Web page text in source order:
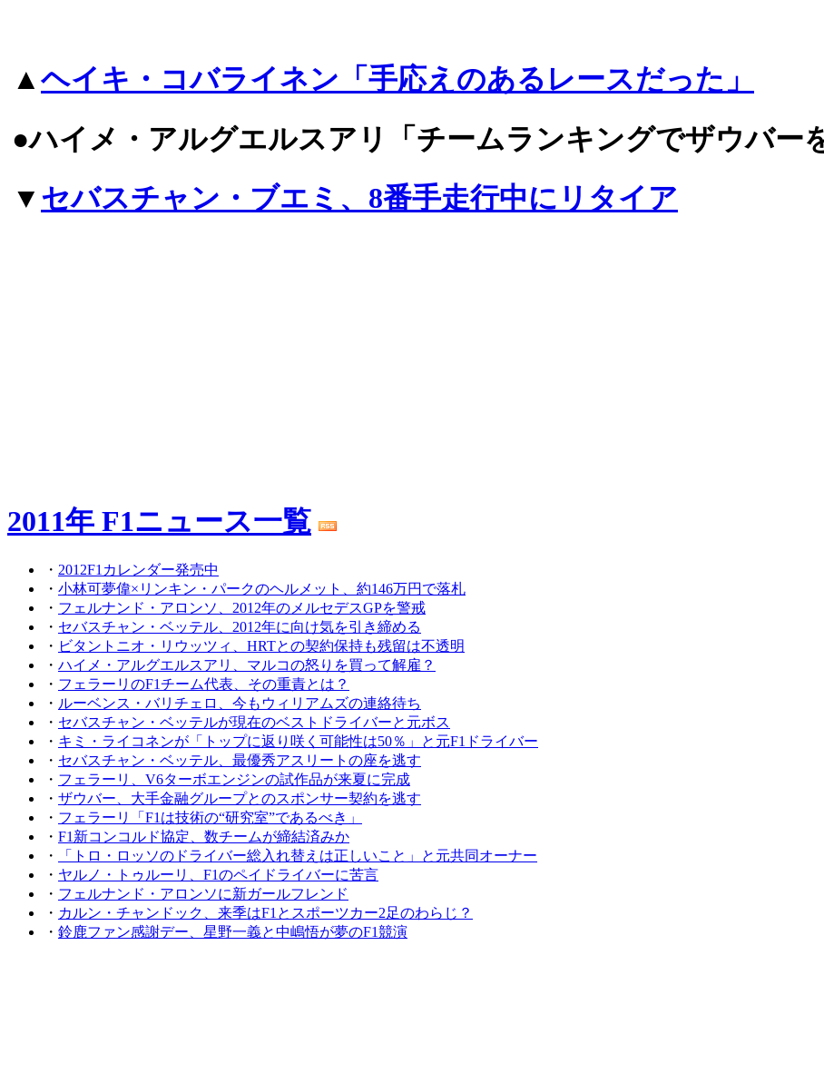
▲ヘイキ・コバライネン「手応えのあるレースだった」
●ハイメ・アルグエルスアリ「チームランキングでザウバー
▼ セバスチャン・ブエミ、8番手走行中にリタイア
2011年 F1ニュース一覧
・ 2012F1カレンダー発売中
・ 小林可夢偉×リンキン・パークのヘルメット、約146万円で落札
・ フェルナンド・アロンソ、2012年のメルセデスGPを警戒
・ セバスチャン・ベッテル、2012年に向け気を引き締める
・ ビタントニオ・リウッツィ、HRTとの契約保持も残留は不透明
・ ハイメ・アルグエルスアリ、マルコの怒りを買って解雇？
・ フェラーリのF1チーム代表、その重責とは？
・ ルーベンス・バリチェロ、今もウィリアムズの連絡待ち
・ セバスチャン・ベッテルが現在のベストドライバーと元ボス
・ キミ・ライコネンが「トップに返り咲く可能性は50％」と元F1ドライバー
・ セバスチャン・ベッテル、最優秀アスリートの座を逃す
・ フェラーリ、V6ターボエンジンの試作品が来夏に完成
・ ザウバー、大手金融グループとのスポンサー契約を逃す
・ フェラーリ「F1は技術の“研究室”であるべき」
・ F1新コンコルド協定、数チームが締結済みか
・
「トロ・ロッソのドライバー総入れ替えは正しいこと」と元共同オーナー
・ ヤルノ・トゥルーリ、F1のペイドライバーに苦言
・ フェルナンド・アロンソに新ガールフレンド
・ カルン・チャンドック、来季はF1とスポーツカー2足のわらじ？
・ 鈴鹿ファン感謝デー、星野一義と中嶋悟が夢のF1競演